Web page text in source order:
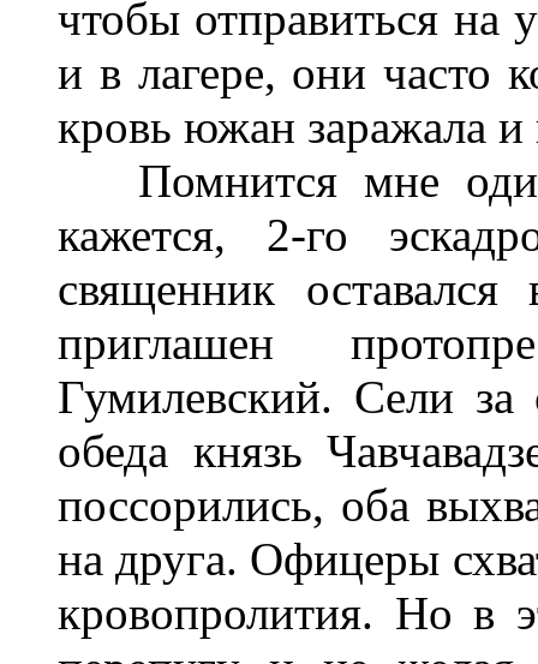
чтобы отправиться на
и в лагере, они часто
кровь южан заражала и
Помнится мне
кажется, 2-го
священник
приглашен
Гумилевский. Сели
обеда князь
поссорились, оба
на друга. Офицеры
кровопролития. Но в